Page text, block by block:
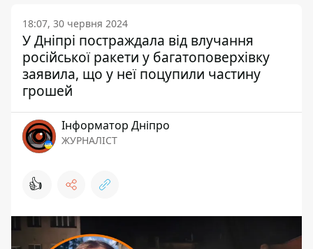
18:07, 30 червня 2024
У Дніпрі постраждала від влучання
російської ракети у багатоповерхівку
заявила, що у неї поцупили частину
грошей
Інформатор Дніпро
ЖУРНАЛІСТ
👍